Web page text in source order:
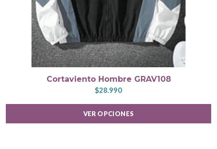
Cortaviento Hombre GRAV108
$28.990
VER OPCIONES